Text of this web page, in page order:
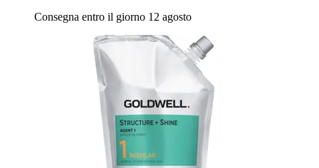
Consegna entro il giorno 12 agosto